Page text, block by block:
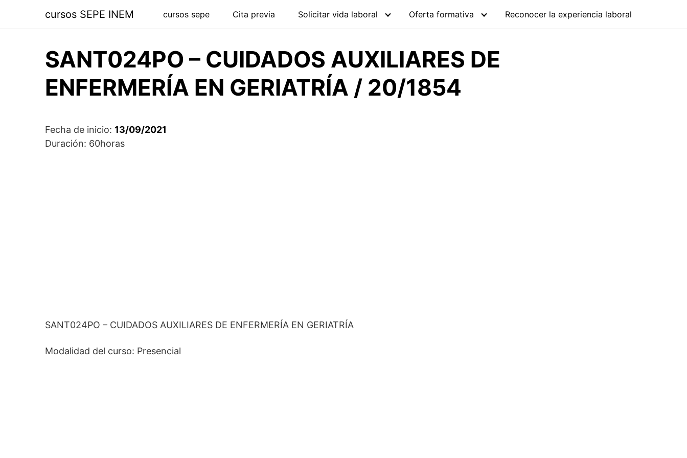
contenido
cursos SEPE INEM cursos sepe Cita previa Solicitar vida laboral Oferta formativa Reconocer la experiencia laboral
SANT024PO – CUIDADOS AUXILIARES DE
ENFERMERÍA EN GERIATRÍA / 20/1854
Fecha de inicio: 13/09/2021
Duración: 60horas
SANT024PO – CUIDADOS AUXILIARES DE ENFERMERÍA EN GERIATRÍA
Modalidad del curso: Presencial